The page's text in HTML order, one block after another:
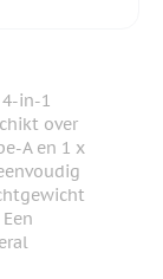
in-1
over
A en 1 x